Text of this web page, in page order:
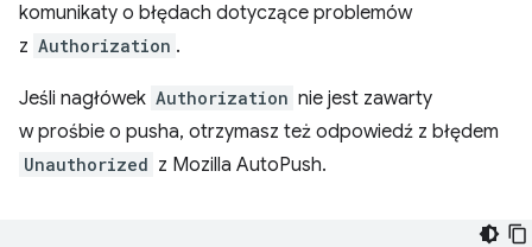
komunikaty o błędach dotyczące problemów
z Authorization .
Jeśli nagłówek Authorization nie jest zawarty
w prośbie o pusha, otrzymasz też odpowiedź z błędem
Unauthorized z Mozilla AutoPush.